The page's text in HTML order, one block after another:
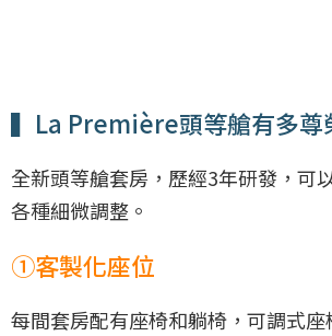
▍La Première頭等艙有多尊
全新頭等艙套房，歷經3年研發，可
各種細微調整。
①客製化座位
每間套房配有座椅和躺椅，可調式座